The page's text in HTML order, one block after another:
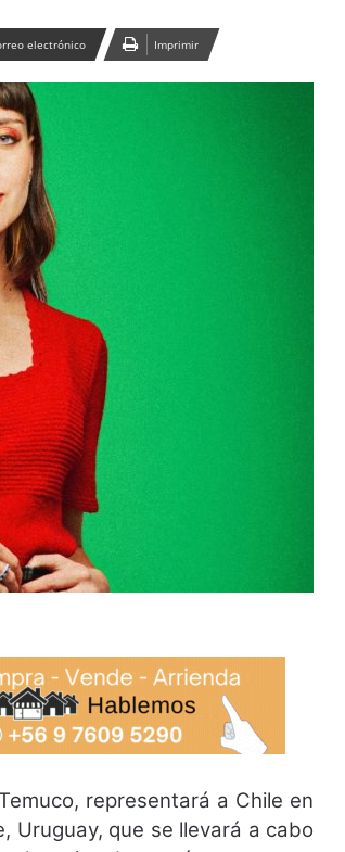
electrónico Imprimir
representará a Chile en
Uruguay, que se llevará a cabo